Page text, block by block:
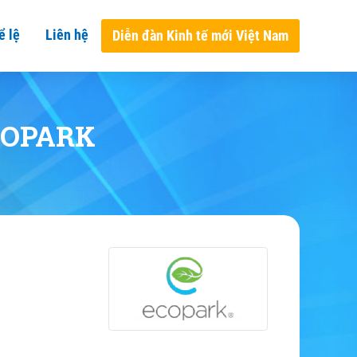
lệ Liên hệ Diễn đàn Kinh tế mới Việt Nam